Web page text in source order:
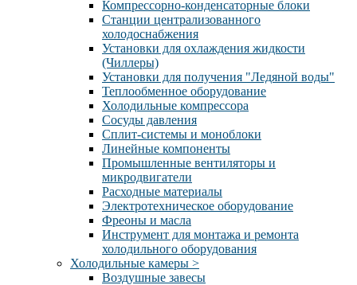
Компрессорно-конденсаторные блоки
Станции централизованного
холодоснабжения
Установки для охлаждения жидкости
(Чиллеры)
Установки для получения "Ледяной воды"
Теплообменное оборудование
Холодильные компрессора
Сосуды давления
Cплит-системы и моноблоки
Линейные компоненты
Промышленные вентиляторы и
микродвигатели
Расходные материалы
Электротехническое оборудование
Фреоны и масла
Инструмент для монтажа и ремонта
холодильного оборудования
Холодильные камеры >
Воздушные завесы